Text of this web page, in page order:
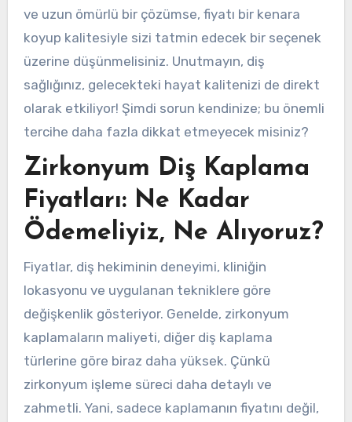
ve uzun ömürlü bir çözümse, fiyatı bir kenara
koyup kalitesiyle sizi tatmin edecek bir seçenek
üzerine düşünmelisiniz. Unutmayın, diş
sağlığınız, gelecekteki hayat kalitenizi de direkt
olarak etkiliyor! Şimdi sorun kendinize; bu önemli
tercihe daha fazla dikkat etmeyecek misiniz?
Zirkonyum Diş Kaplama
Fiyatları: Ne Kadar
Ödemeliyiz, Ne Alıyoruz?
Fiyatlar, diş hekiminin deneyimi, kliniğin
lokasyonu ve uygulanan tekniklere göre
değişkenlik gösteriyor. Genelde, zirkonyum
kaplamaların maliyeti, diğer diş kaplama
türlerine göre biraz daha yüksek. Çünkü
zirkonyum işleme süreci daha detaylı ve
zahmetli. Yani, sadece kaplamanın fiyatını değil,